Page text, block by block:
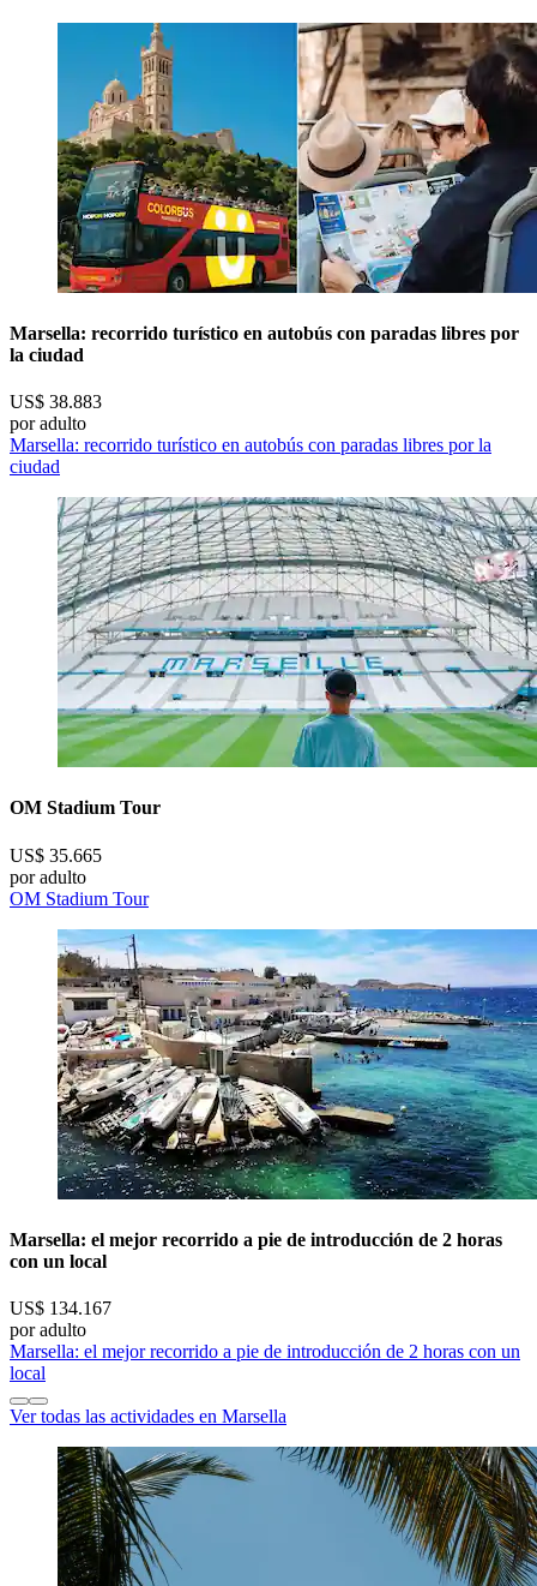
Marsella: recorrido turístico en autobús con paradas libres por
la ciudad
US$ 38.883
por adulto
Marsella: recorrido turístico en autobús con paradas libres por la
ciudad
OM Stadium Tour
US$ 35.665
por adulto
OM Stadium Tour
Marsella: el mejor recorrido a pie de introducción de 2 horas
con un local
US$ 134.167
por adulto
Marsella: el mejor recorrido a pie de introducción de 2 horas con un
local
Ver todas las actividades en Marsella